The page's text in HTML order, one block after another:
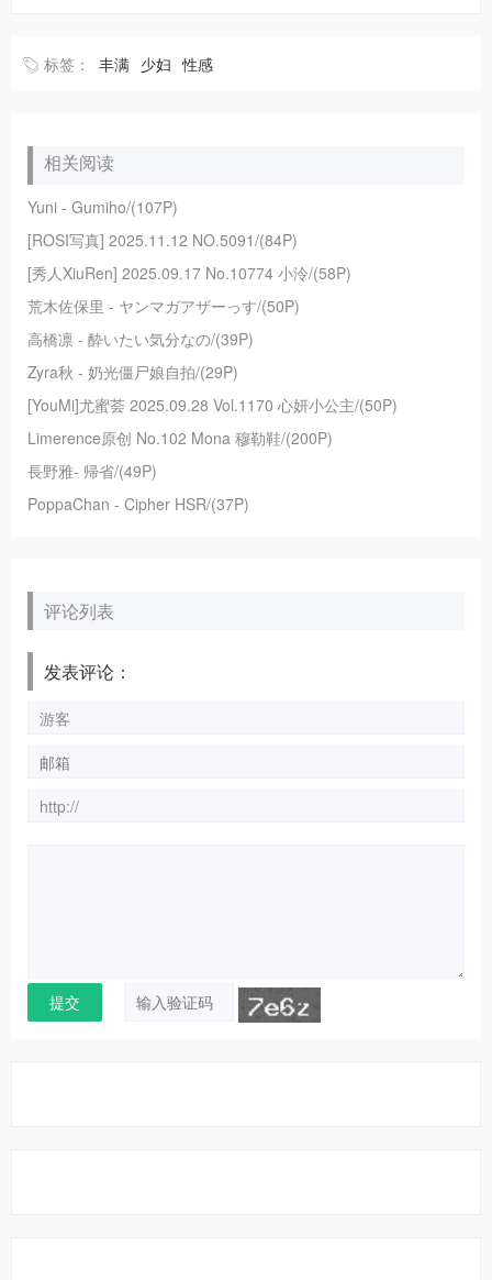
标签： 丰满 少妇 性感
相关阅读
Yuni - Gumiho/(107P)
[ROSI写真] 2025.11.12 NO.5091/(84P)
[秀人XiuRen] 2025.09.17 No.10774 小泠/(58P)
荒木佐保里 - ヤンマガアザーっす/(50P)
高橋凛 - 酔いたい気分なの/(39P)
Zyra秋 - 奶光僵尸娘自拍/(29P)
[YouMi]尤蜜荟 2025.09.28 Vol.1170 心妍小公主/(50P)
Limerence原创 No.102 Mona 穆勒鞋/(200P)
長野雅- 帰省/(49P)
PoppaChan - Cipher HSR/(37P)
评论列表
发表评论：